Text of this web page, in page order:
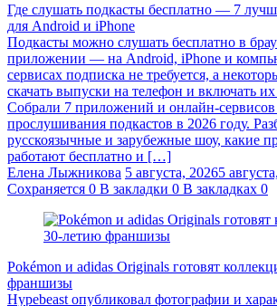
Где слушать подкасты бесплатно — 7
для Android и iPhone
Подкасты можно слушать бесплатно в
приложении — на Android, iPhone и
сервисах подписка не требуется, а
скачать выпуски на телефон и включать их
Собрали 7 приложений и онлайн-сервисов
прослушивания подкастов в 2026 году.
русскоязычные и зарубежные шоу, какие
работают бесплатно и […]
Елена Лыжникова 5 августа, 20265
Сохраняется 0 В закладки 0 В закладках 0
Pokémon и adidas Originals готовят
франшизы
Hypebeast опубликовал фотографии и